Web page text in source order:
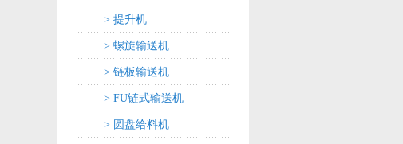
> 提升机
> 螺旋输送机
> 链板输送机
> FU链式输送机
> 圆盘给料机